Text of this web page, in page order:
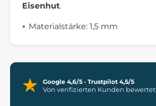
Eisenhut.
Materialstärke: 1,5 mm
Google 4,6/5 · Trustpilot 4,5/5
Von verifizierten Kunden bewertet